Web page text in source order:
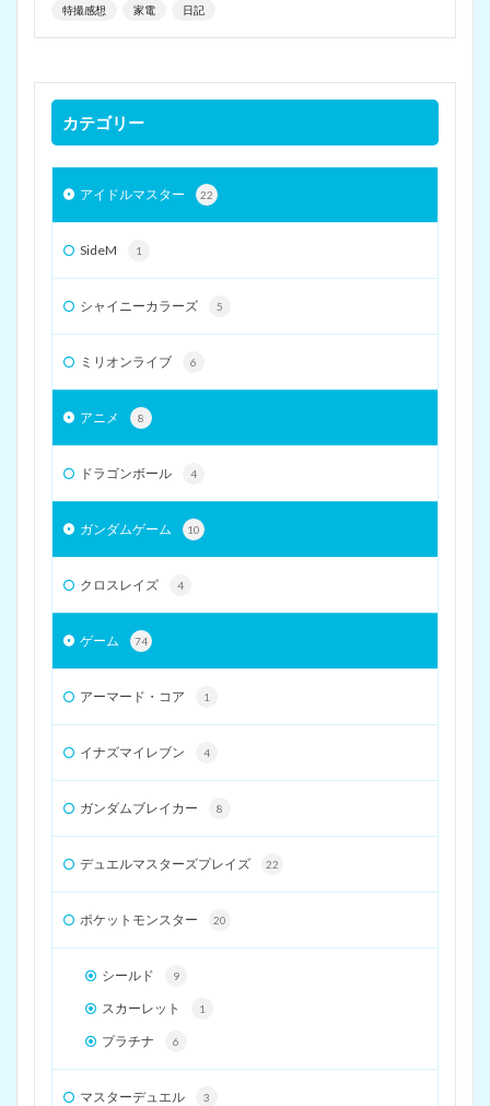
特撮感想 家電 日記
カテゴリー
アイドルマスター 22
SideM 1
シャイニーカラーズ 5
ミリオンライブ 6
アニメ 8
ドラゴンボール 4
ガンダムゲーム 10
クロスレイズ 4
ゲーム 74
アーマード・コア 1
イナズマイレブン 4
ガンダムブレイカー 8
デュエルマスターズプレイズ 22
ポケットモンスター 20
シールド 9
スカーレット 1
プラチナ 6
マスターデュエル 3